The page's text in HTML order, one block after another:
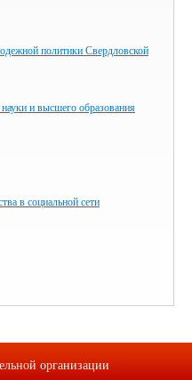
политики Свердловской
и высшего образования
в социальной сети
организации